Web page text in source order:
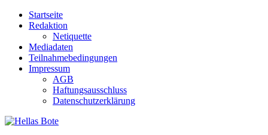
Zum
Inhalt
Startseite
Redaktion
Netiquette
Mediadaten
Teilnahmebedingungen
Impressum
AGB
Haftungsausschluss
Datenschutzerklärung